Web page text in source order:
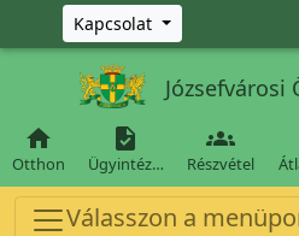
Ugrás a fő tartalomra
Kapcsolat
Józsefvárosi

Otthon

Ügyintéz…

Részvétel
Válasszon a